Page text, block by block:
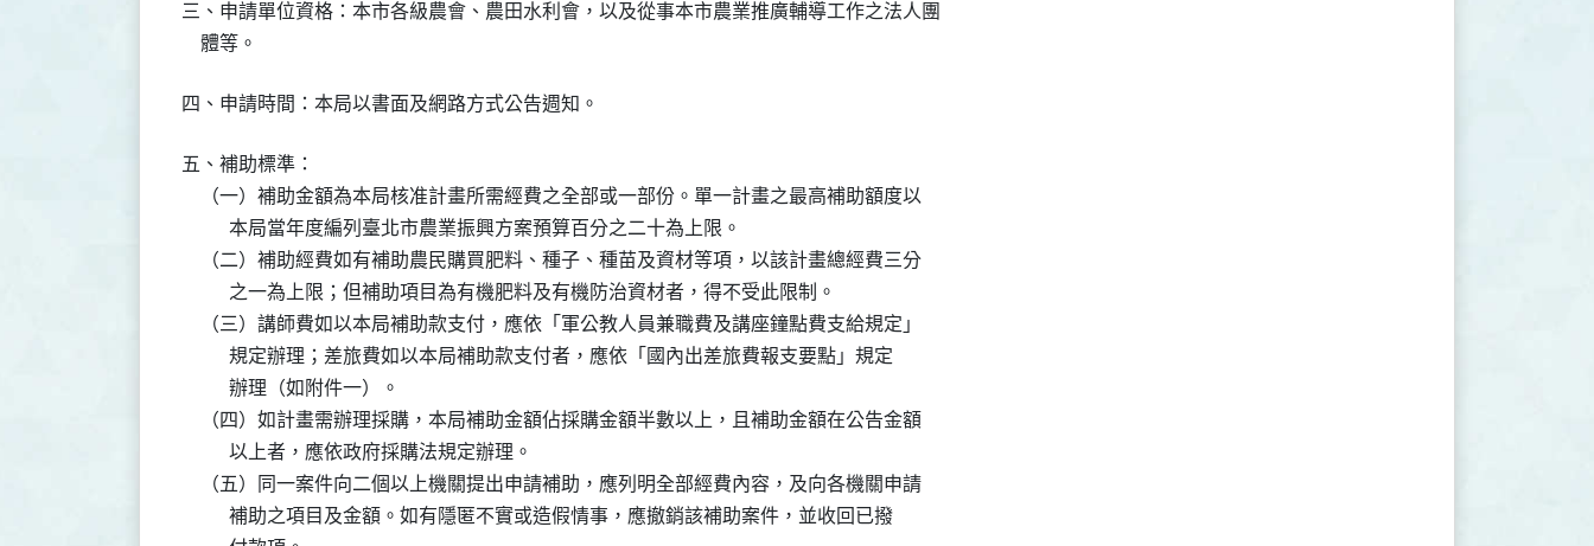
三、申請單位資格：本市各級農會、農田水利會，以及從事本市農業推廣輔導工作之法人團
    體等。
四、申請時間：本局以書面及網路方式公告週知。
五、補助標準：
    （一）補助金額為本局核准計畫所需經費之全部或一部份。單一計畫之最高補助額度以
          本局當年度編列臺北市農業振興方案預算百分之二十為上限。
    （二）補助經費如有補助農民購買肥料、種子、種苗及資材等項，以該計畫總經費三分
          之一為上限；但補助項目為有機肥料及有機防治資材者，得不受此限制。
    （三）講師費如以本局補助款支付，應依「軍公教人員兼職費及講座鐘點費支給規定」
          規定辦理；差旅費如以本局補助款支付者，應依「國內出差旅費報支要點」規定
          辦理（如附件一）。
    （四）如計畫需辦理採購，本局補助金額佔採購金額半數以上，且補助金額在公告金額
          以上者，應依政府採購法規定辦理。
    （五）同一案件向二個以上機關提出申請補助，應列明全部經費內容，及向各機關申請
          補助之項目及金額。如有隱匿不實或造假情事，應撤銷該補助案件，並收回已撥